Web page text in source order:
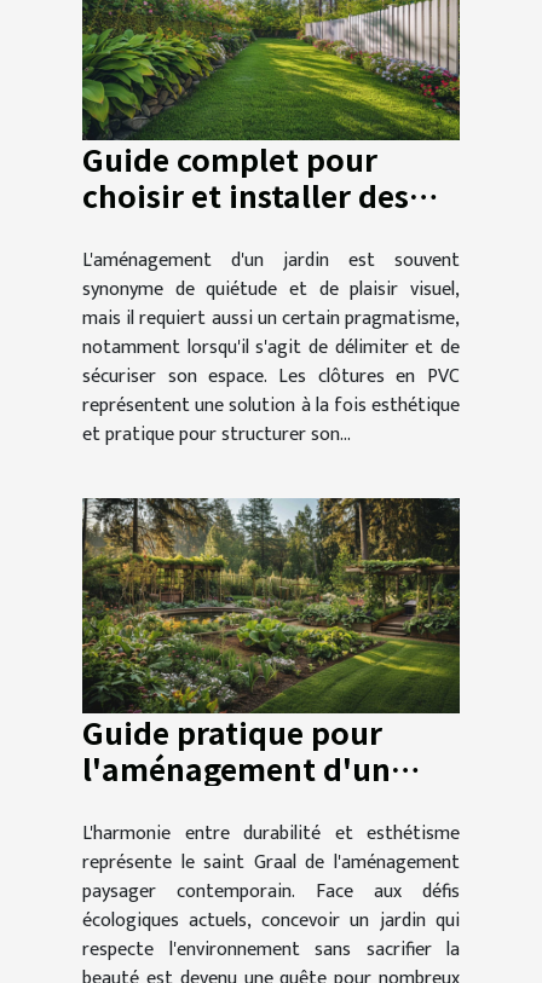
Guide complet pour
choisir et installer des
jardin
L'aménagement d'un jardin est souvent
synonyme de quiétude et de plaisir visuel,
mais il requiert aussi un certain pragmatisme,
notamment lorsqu'il s'agit de délimiter et de
sécuriser son espace. Les clôtures en PVC
représentent une solution à la fois esthétique
et pratique pour structurer son...
Guide pratique pour
l'aménagement d'un
esthétique
L'harmonie entre durabilité et esthétisme
représente le saint Graal de l'aménagement
paysager contemporain. Face aux défis
écologiques actuels, concevoir un jardin qui
respecte l'environnement sans sacrifier la